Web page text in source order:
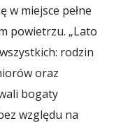
w miejsce pełne
powietrzu. „Lato
rodzin
oraz
bogaty
względu na